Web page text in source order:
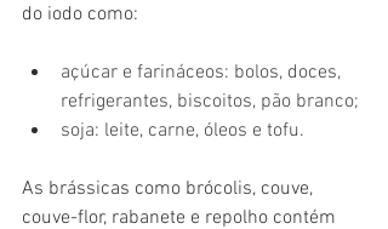
do iodo como:
açúcar e farináceos: bolos, doces,
refrigerantes, biscoitos, pão branco;
soja: leite, carne, óleos e tofu.
As brássicas como brócolis, couve,
couve-flor, rabanete e repolho contém